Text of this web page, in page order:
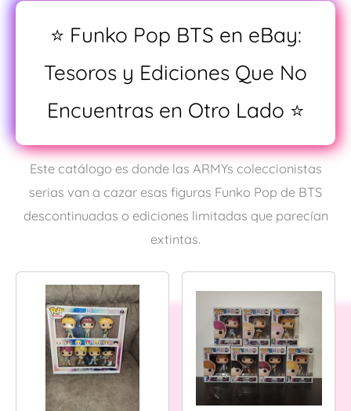
⭐ Funko Pop BTS en eBay:
Tesoros y Ediciones Que No
Encuentras en Otro Lado ⭐
Este catálogo es donde las ARMYs coleccionistas
serias van a cazar esas figuras Funko Pop de BTS
descontinuadas o ediciones limitadas que parecían
extintas.